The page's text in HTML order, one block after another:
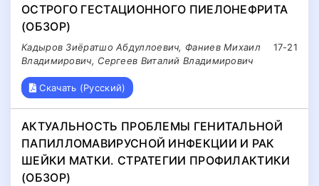
ОСТРОГО ГЕСТАЦИОННОГО ПИЕЛОНЕФРИТА
(ОБЗОР)
17-21
Кадыров Зиёратшо Абдуллоевич, Фаниев Михаил
Владимирович, Сергеев Виталий Владимирович
Скачать (Русский)
АКТУАЛЬНОСТЬ ПРОБЛЕМЫ ГЕНИТАЛЬНОЙ
ПАПИЛЛОМАВИРУСНОЙ ИНФЕКЦИИ И РАК
ШЕЙКИ МАТКИ. СТРАТЕГИИ ПРОФИЛАКТИКИ
(ОБЗОР)